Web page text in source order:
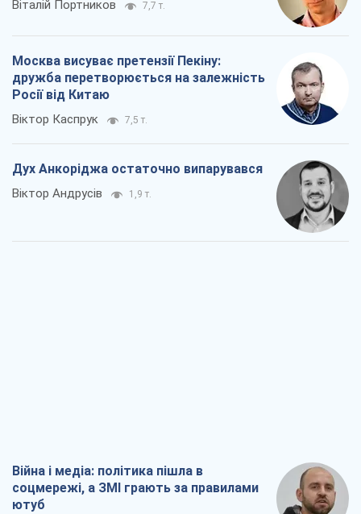
Віталій Портников 7,7 т.
Москва висуває претензії Пекіну:
дружба перетворюється на залежність
Росії від Китаю
Віктор Каспрук 7,5 т.
Дух Анкоріджа остаточно випарувався
Віктор Андрусів 1,9 т.
Війна і медіа: політика пішла в
соцмережі, а ЗМІ грають за правилами
ютуб